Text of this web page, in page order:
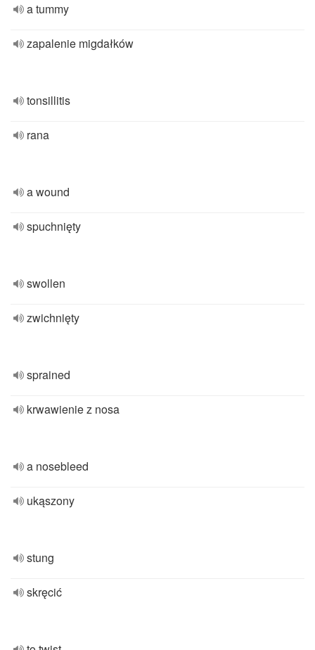
a tummy
zapalenie migdałków
tonsillitis
rana
a wound
spuchnięty
swollen
zwichnięty
sprained
krwawienie z nosa
a nosebleed
ukąszony
stung
skręcić